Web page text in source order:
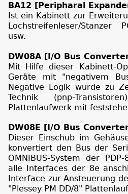
BA12 [Peripharal
Ist ein Kabinett zur
Lochstreifenleser/Stanzer
usw.
DW08A [I/O Bus
Mit Hilfe dieser Kabinett-
Geräte mit "negativem
Negative Logik wurde zu
Technik (pnp-
Plattenlaufwerk mit
DW08E [I/O Bus
Dieser Einschub im
konvertiert den Bus der
OMNIBUS-System der
alle Interfaces der 8e
Interface zur Ansteuerung
"Plessey PM DD/8"